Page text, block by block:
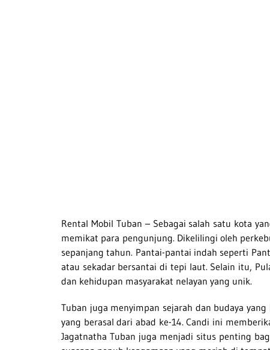
Rental Mobil Tuban – Sebagai salah satu kota
memikat para pengunjung. Dikelilingi oleh
sepanjang tahun. Pantai-pantai indah seperti
atau sekadar bersantai di tepi laut. Selain itu,
dan kehidupan masyarakat nelayan yang unik.
Tuban juga menyimpan sejarah dan budaya
yang berasal dari abad ke-14. Candi ini
Jagatnatha Tuban juga menjadi situs penting